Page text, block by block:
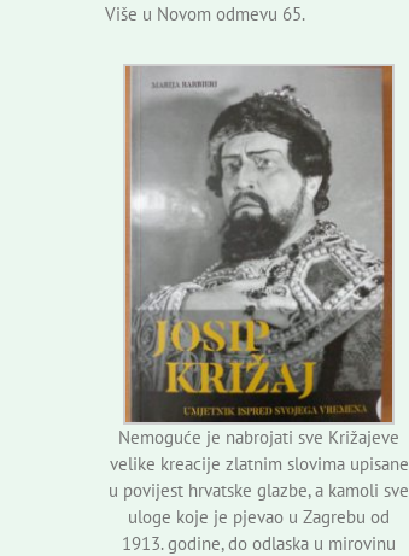
Više u Novom odmevu 65.
Nemoguće je nabrojati sve Križajeve
velike kreacije zlatnim slovima upisane
u povijest hrvatske glazbe, a kamoli sve
uloge koje je pjevao u Zagrebu od
1913. godine, do odlaska u mirovinu